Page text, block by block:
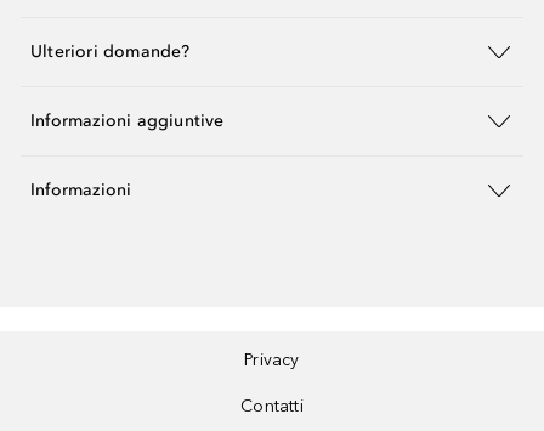
Ulteriori domande?
Informazioni aggiuntive
Informazioni
Privacy
Contatti